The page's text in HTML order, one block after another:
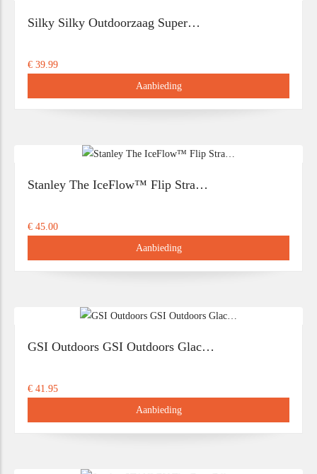
Silky Silky Outdoorzaag Super…
€ 39.99
Aanbieding
Stanley The IceFlow™ Flip Stra…
€ 45.00
Aanbieding
GSI Outdoors GSI Outdoors Glac…
€ 41.95
Aanbieding